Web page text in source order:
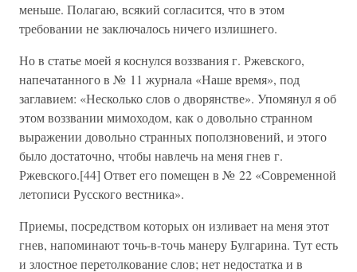
меньше. Полагаю, всякий согласится, что в этом
требовании не заключалось ничего излишнего.
Но в статье моей я коснулся воззвания г. Ржевского,
напечатанного в № 11 журнала «Наше время», под
заглавием: «Несколько слов о дворянстве». Упомянул я об
этом воззвании мимоходом, как о довольно странном
выражении довольно странных поползновений, и этого
было достаточно, чтобы навлечь на меня гнев г.
Ржевского.[44] Ответ его помещен в № 22 «Современной
летописи Русского вестника».
Приемы, посредством которых он изливает на меня этот
гнев, напоминают точь-в-точь манеру Булгарина. Тут есть
и злостное перетолкование слов; нет недостатка и в